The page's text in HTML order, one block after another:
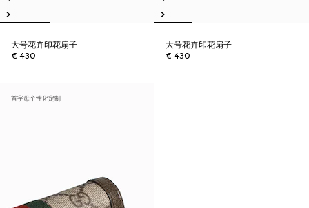
大号花卉印花扇子
€ 430
大号花卉印花扇子
€ 430
首字母个性化定制